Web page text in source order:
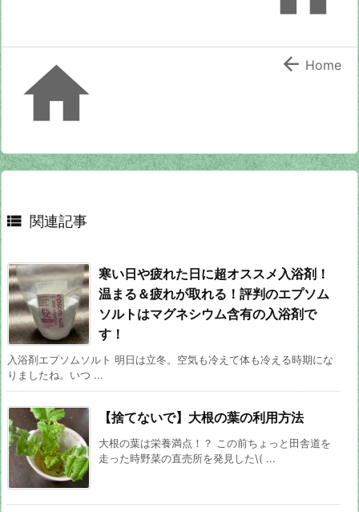
  Home
 関連記事
寒い日や疲れた日に超オススメ入浴剤！
温まる＆疲れが取れる！評判のエプソム
ソルトはマグネシウム含有の入浴剤で
す！
入浴剤エプソムソルト 明日は立冬。空気も冷えて体も冷える時期にな
りましたね。いつ ...
【捨てないで】大根の葉の利用方法
大根の葉は栄養満点！？ この前ちょっと田舎道を
走った時野菜の直売所を発見した\( ...